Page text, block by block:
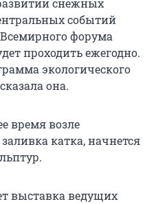
снежных
событий
форума
проходить ежегодно.
экологического
она.
время возле
катка, начнется
выставка ведущих